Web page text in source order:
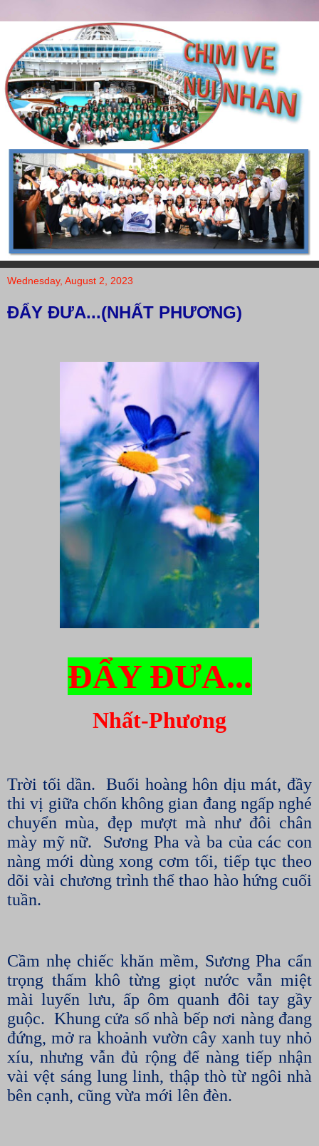
Wednesday, August 2, 2023
ĐẨY ĐƯA...(NHẤT PHƯƠNG)
ĐẨY ĐƯA...
Nhất-Phương
Trời tối dần.
Buổi hoàng hôn dịu mát, đầy
thi vị giữa chốn không gian đang ngấp nghé
chuyển mùa, đẹp mượt mà như đôi chân
mày mỹ nữ.
Sương Pha và ba của các con
nàng mới dùng xong cơm tối, tiếp tục theo
dõi vài chương trình thể thao hào hứng cuối
tuần.
Cầm nhẹ chiếc khăn mềm, Sương Pha cẩn
trọng thấm khô từng giọt nước vẫn miệt
mài luyến lưu, ấp ôm quanh đôi tay gầy
guộc. Khung cửa sổ nhà bếp nơi nàng đang
đứng, mở ra khoảnh vườn cây xanh tuy nhỏ
xíu, nhưng vẫn đủ rộng để nàng tiếp nhận
vài vệt sáng lung linh, thập thò từ ngôi nhà
bên cạnh, cũng vừa mới lên đèn.